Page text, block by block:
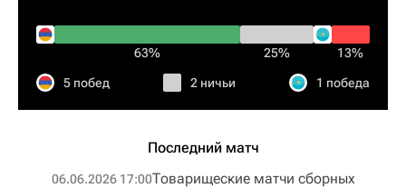
63% 25% 13%
5 побед 2 ничьи 1 победа
Последний матч
06.06.2026 17:00Товарищеские матчи сборных